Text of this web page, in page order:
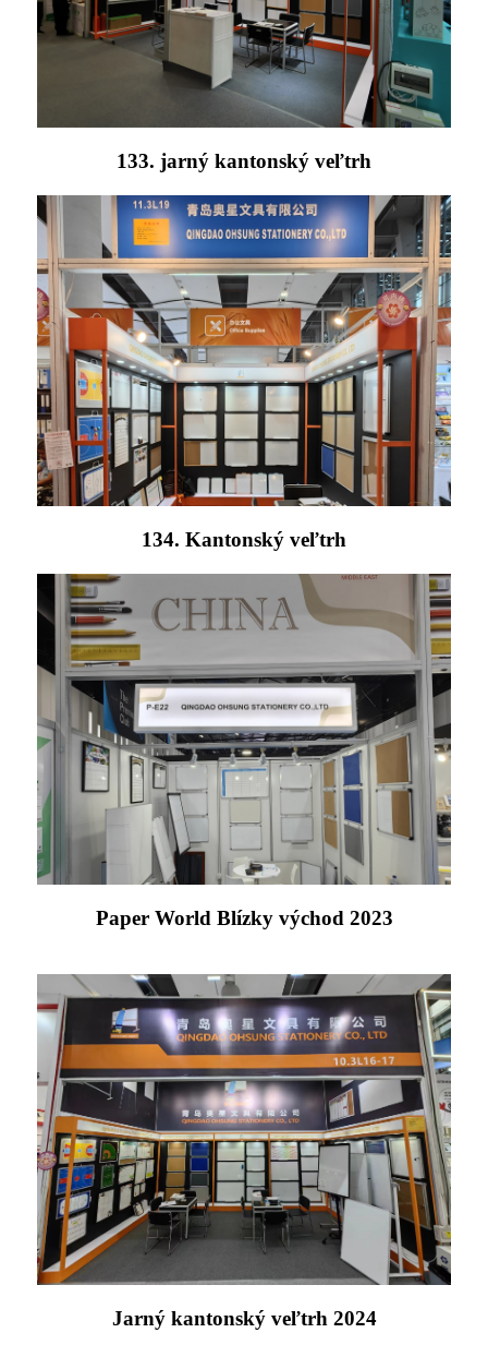
133. jarný kantonský veľtrh
134. Kantonský veľtrh
Paper World Blízky východ 2023
Jarný kantonský veľtrh 2024